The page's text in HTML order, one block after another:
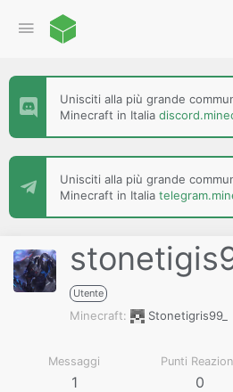
Unisciti alla più grande
Minecraft in Italia
Unisciti alla più grande
Minecraft in Italia
Utente
Minecraft Stonetigris99_
Messaggi
1
Punti
0